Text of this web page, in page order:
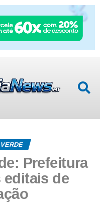
Prefeitura
de